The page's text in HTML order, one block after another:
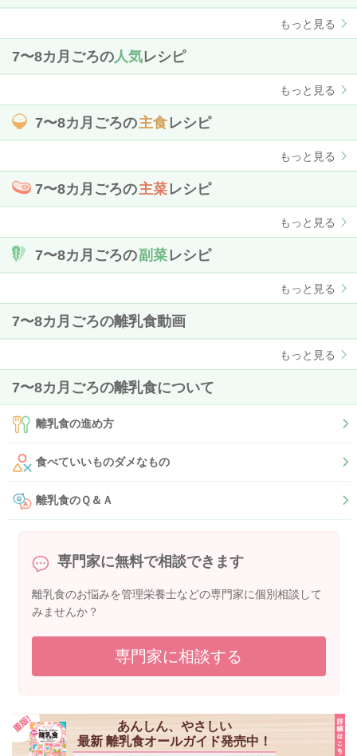
もっと見る
7〜8カ月ごろの人気レシピ
もっと見る
7〜8カ月ごろの主食レシピ
もっと見る
7〜8カ月ごろの主菜レシピ
もっと見る
7〜8カ月ごろの副菜レシピ
もっと見る
7〜8カ月ごろの離乳食動画
もっと見る
7〜8カ月ごろの離乳食について
離乳食の進め方
食べていいものダメなもの
離乳食のＱ＆Ａ
専門家に無料で相談できます
離乳食のお悩みを管理栄養士などの専門家に個別相談して
みませんか？
専門家に相談する
あんしん、やさしい
最新 離乳食オールガイド発売中！